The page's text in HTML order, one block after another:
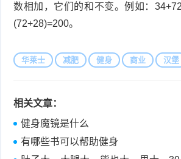
数相加，它们的和不变。例如：
(72+28)=200。
华莱士 减肥 健身 商业 汉堡
相关文章：
健身魔镜是什么
有哪些书可以帮助健身